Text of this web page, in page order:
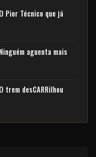
Pior Técnico que já
aguenta mais
trem desCARRilhou